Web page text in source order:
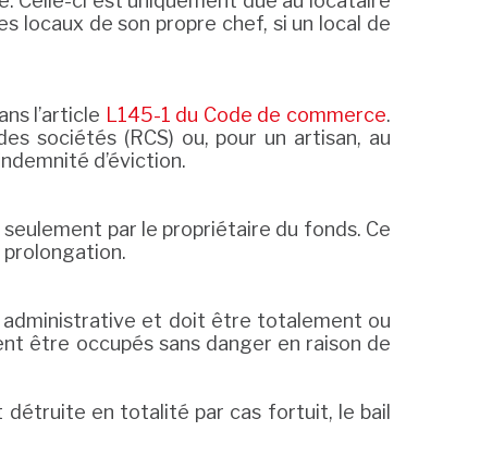
locaux de son propre chef, si un local de
l’article L145-1 du Code de commerce.
sociétés (RCS) ou, pour un artisan, au
d’éviction.
par le propriétaire du fonds. Ce
prolongation.
administrative et doit être totalement ou
être occupés sans danger en raison de
détruite en totalité par cas fortuit, le bail